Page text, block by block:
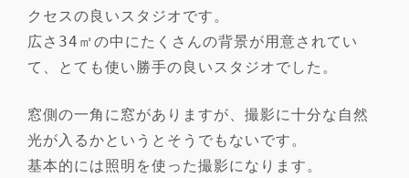
クセスの良いスタジオです。
広さ34㎡の中にたくさんの背景が用意されてい
て、とても使い勝手の良いスタジオでした。
窓側の一角に窓がありますが、撮影に十分な自然
光が入るかというとそうでもないです。
基本的には照明を使った撮影になります。